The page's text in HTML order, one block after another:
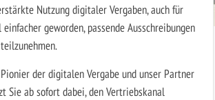
Nutzung digitaler Vergaben, auch für
geworden, passende Ausschreibungen
der digitalen Vergabe und unser Partner
Sie ab sofort dabei, den Vertriebskanal